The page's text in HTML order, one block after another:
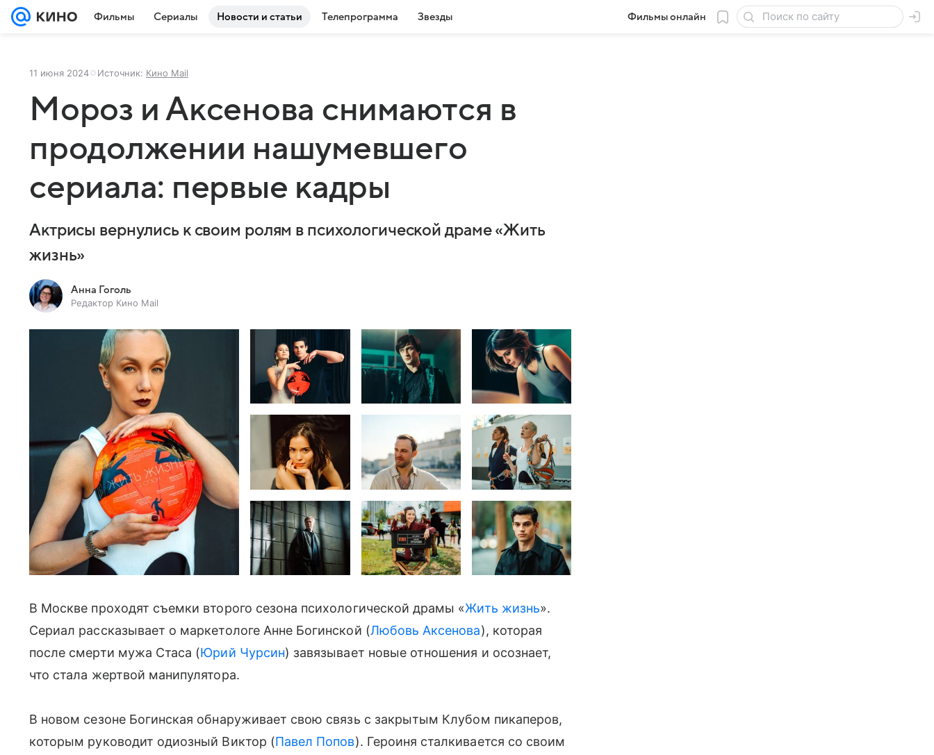
Фильмы Сериалы Новости и статьи Телепрограмма Звезды Фильмы онлайн
11 июня 2024 Источник: Кино Mail
Мороз и Аксенова снимаются в
продолжении нашумевшего
сериала: первые кадры
Актрисы вернулись к своим ролям в психологической драме «Жить
жизнь»
Анна Гоголь
Редактор Кино Mail
В Москве проходят съемки второго сезона психологической драмы «Жить жизнь».
Сериал рассказывает о маркетологе Анне Богинской (Любовь Аксенова), которая
после смерти мужа Стаса (Юрий Чурсин) завязывает новые отношения и осознает,
что стала жертвой манипулятора.
В новом сезоне Богинская обнаруживает свою связь с закрытым Клубом пикаперов,
которым руководит одиозный Виктор (Павел Попов). Героиня сталкивается со своим